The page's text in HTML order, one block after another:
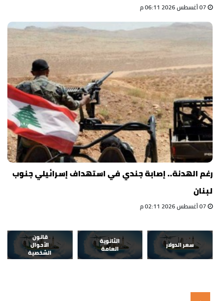
رغم الهدنة.. إصابة جندي في استهداف إسرائيلي جنوب
لبنان
سعر الدولار
الثانوية
العامة
قانون
الأحوال
الشخصية